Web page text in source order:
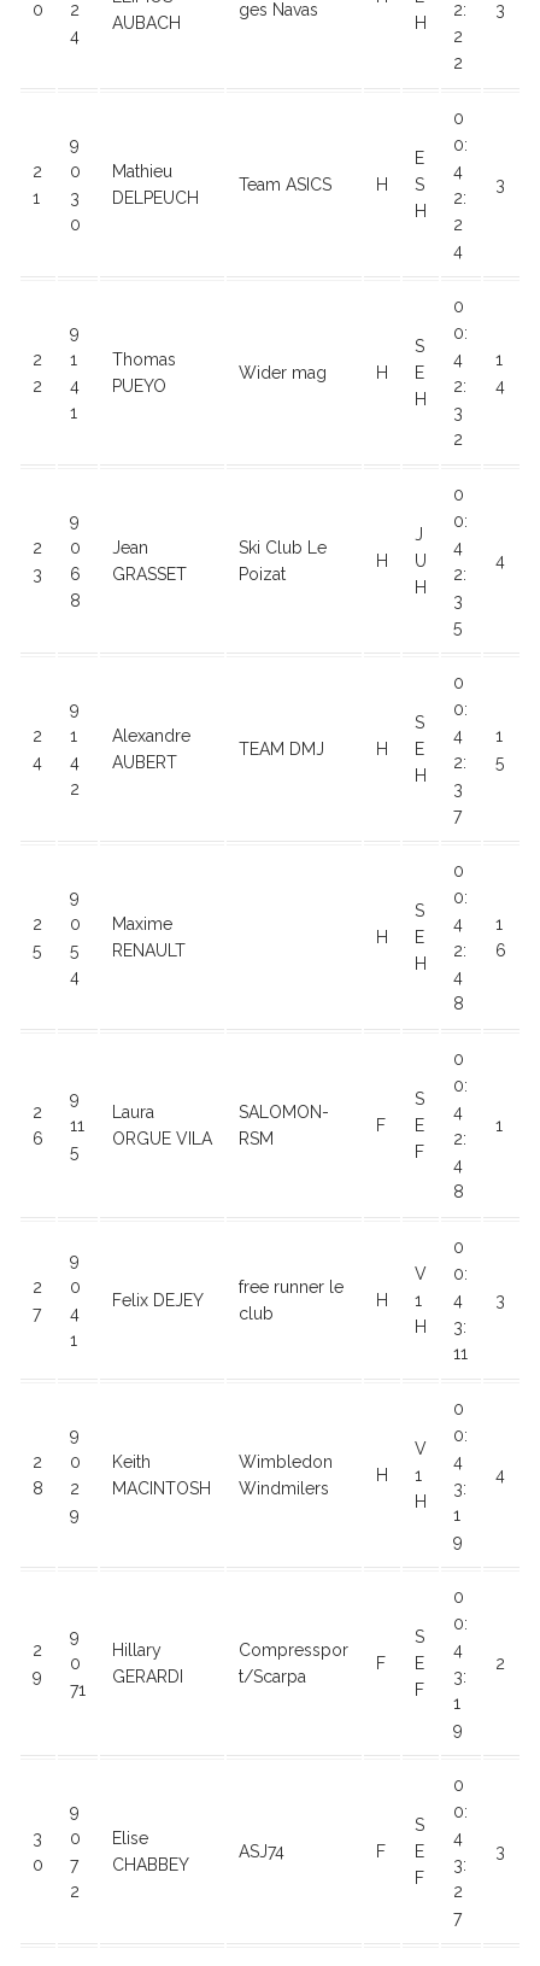
0
2
4
AUBACH
ges Navas
H
2:
2
2
3
2
1
9
0
3
0
Mathieu
DELPEUCH
Team ASICS H
E
S
H
0
0:
4
2:
2
4
3
2
2
9
1
4
1
Thomas
PUEYO
Wider mag H
S
E
H
0
0:
4
2:
3
2
1
4
2
3
9
0
6
8
Jean
GRASSET
Ski Club Le
Poizat
H
J
U
H
0
0:
4
2:
3
5
4
2
4
9
1
4
2
Alexandre
AUBERT
TEAM DMJ H
S
E
H
0
0:
4
2:
3
7
1
5
2
5
9
0
5
4
Maxime
RENAULT
H
S
E
H
0
0:
4
2:
4
8
1
6
2
6
9
11
5
Laura
ORGUE VILA
SALOMON-
RSM
F
S
E
F
0
0:
4
2:
4
8
1
2
7
9
0
4
1
Felix DEJEY
free runner le
club
H
V
1
H
0
0:
4
3:
11
3
2
8
9
0
2
9
Keith
MACINTOSH
Wimbledon
Windmilers
H
V
1
H
0
0:
4
3:
1
9
4
2
9
9
0
71
Hillary
GERARDI
Compresspor
t/Scarpa
F
S
E
F
0
0:
4
3:
1
9
2
3
0
9
0
7
2
Elise
CHABBEY
ASJ74 F
S
E
F
0
0:
4
3:
2
7
3